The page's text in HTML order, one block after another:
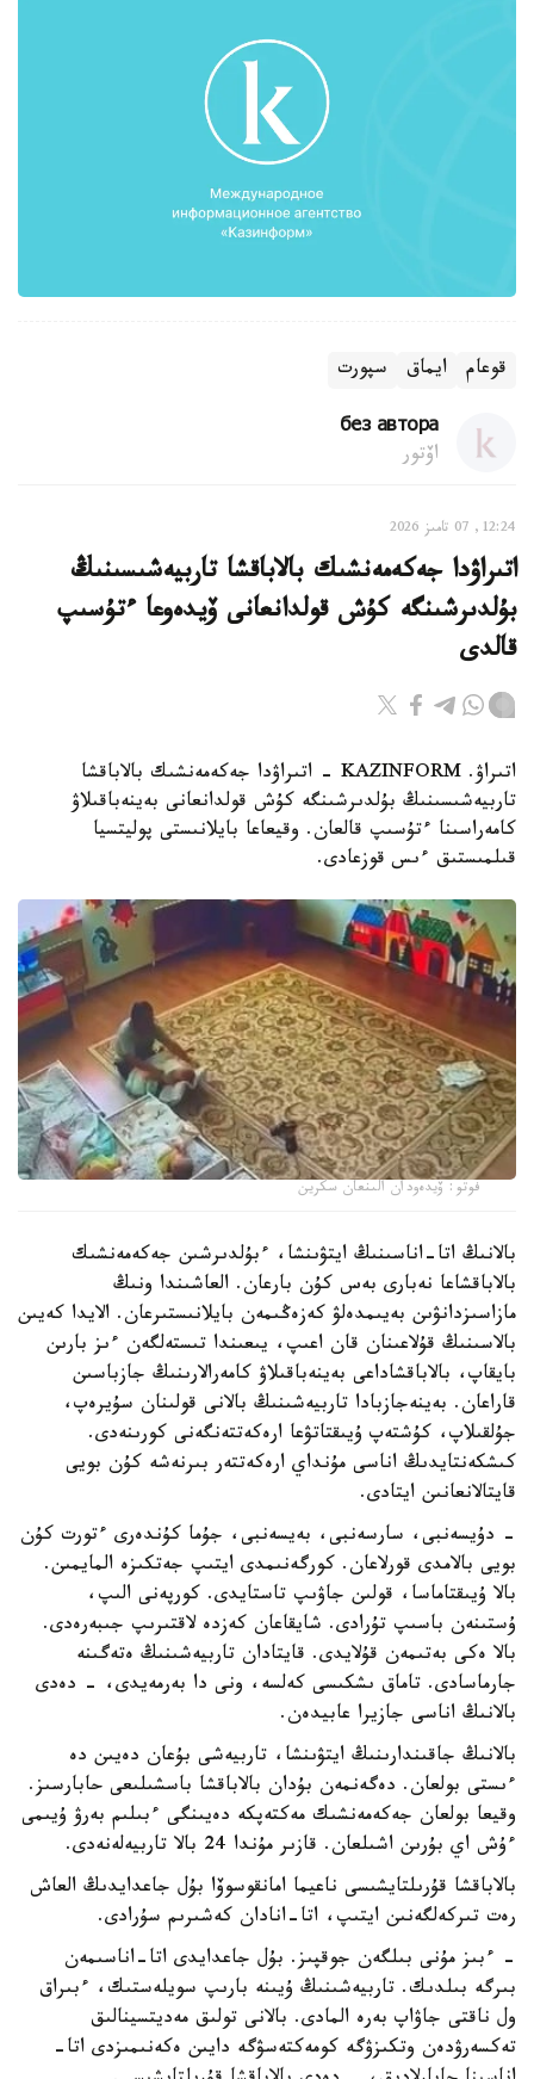
قوعام ايماق سپورت
без автора
اۆتور
12:24, 07 تامىز 2026
اتىراۋدا جەكەمەنشىك بالاباقشا تاربيەشىسىنىڭ
بۇلدىرشىنگە كۇش قولدانعانى ۆيدەوعا ءتۇسىپ
قالدى
اتىراۋ. KAZINFORM - اتىراۋدا جەكەمەنشىك بالاباقشا
تاربيەشىسىنىڭ بۇلدىرشىنگە كۇش قولدانعانى بەينەباقىلاۋ
كامەراسىنا ءتۇسىپ قالعان. وقيعاعا بايلانىستى پوليتسيا
قىلمىستىق ءىس قوزعادى.
فوتو: ۆيدەودان الىنعان سكرين
بالانىڭ اتا-اناسىنىڭ ايتۋىنشا، ءبۇلدىرشىن جەكەمەنشىك
بالاباقشاعا نەبارى بەس كۇن بارعان. العاشىندا ونىڭ
مازاسىزدانۋىن بەيىمدەلۋ كەزەڭىمەن بايلانىستىرعان. الايدا كەيىن
بالاسىنىڭ قۇلاعىنان قان اعىپ، يىعىندا تىستەلگەن ءىز بارىن
بايقاپ، بالاباقشاداعى بەينەباقىلاۋ كامەرالارىنىڭ جازباسىن
قاراعان. بەينەجازبادا تاربيەشىنىڭ بالانى قولىنان سۇيرەپ،
جۇلقىلاپ، كۇشتەپ ۇيىقتاتۋعا ارەكەتتەنگەنى كورىنەدى.
كىشكەنتايدىڭ اناسى مۇنداي ارەكەتتەر بىرنەشە كۇن بويى
قايتالانعانىن ايتادى.
- دۇيسەنبى، سارسەنبى، بەيسەنبى، جۇما كۇندەرى ءتورت كۇن
بويى بالامدى قورلاعان. كورگەنىمدى ايتىپ جەتكىزە المايمىن.
بالا ۇيىقتاماسا، قولىن جاۋىپ تاستايدى. كورپەنى الىپ،
ۇستىنەن باسىپ تۇرادى. شايقاعان كەزدە لاقتىرىپ جىبەرەدى.
بالا ەكى بەتىمەن قۇلايدى. قايتادان تاربيەشىنىڭ ەتەگىنە
جارماسادى. تاماق ىشكىسى كەلسە، ونى دا بەرمەيدى، - دەدى
بالانىڭ اناسى جازيرا عابيدەن.
بالانىڭ جاقىندارىنىڭ ايتۋىنشا، تاربيەشى بۇعان دەيىن دە
ءىستى بولعان. دەگەنمەن بۇدان بالاباقشا باسشىلىعى حابارسىز.
وقيعا بولعان جەكەمەنشىك مەكتەپكە دەيىنگى ءبىلىم بەرۋ ۇيىمى
ءۇش اي بۇرىن اشىلعان. قازىر مۇندا 24 بالا تاربيەلەنەدى.
بالاباقشا قۇرىلتايشىسى ناعيما امانقوسوۆا بۇل جاعدايدىڭ العاش
رەت تىركەلگەنىن ايتىپ، اتا-انادان كەشىرىم سۇرادى.
- ءبىز مۇنى بىلگەن جوقپىز. بۇل جاعدايدى اتا-اناسىمەن
بىرگە بىلدىك. تاربيەشىنىڭ ۇيىنە بارىپ سويلەستىك، ءبىراق
ول ناقتى جاۋاپ بەرە المادى. بالانى تولىق مەديتسينالىق
تەكسەرۋدەن وتكىزۋگە كومەكتەسۋگە دايىن ەكەنىمىزدى اتا-